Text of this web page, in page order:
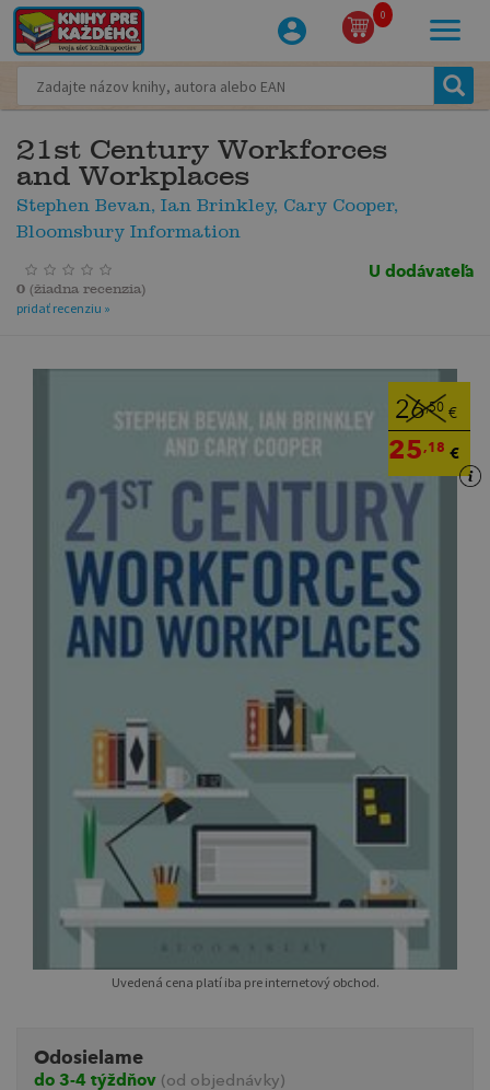
0
21st Century Workforces
and Workplaces
Stephen Bevan, Ian Brinkley, Cary Cooper,
Bloomsbury Information
U dodávateľa
0 (žiadna recenzia)
pridať recenziu »
26,50 €
25,18 €
Uvedená cena platí iba pre internetový obchod.
Odosielame
do 3-4 týždňov (od objednávky)